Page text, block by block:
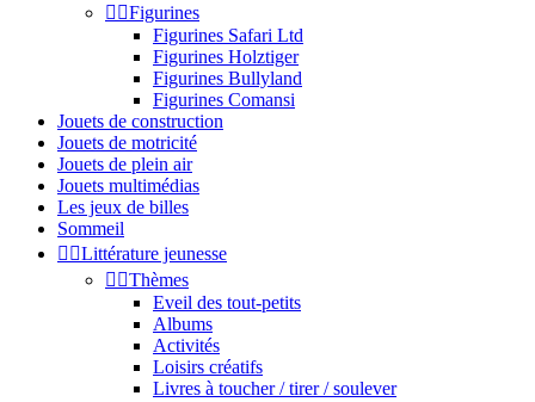
 Figurines
Figurines Safari Ltd
Figurines Holztiger
Figurines Bullyland
Figurines Comansi
Jouets de construction
Jouets de motricité
Jouets de plein air
Jouets multimédias
Les jeux de billes
Sommeil
 Littérature jeunesse
 Thèmes
Eveil des tout-petits
Albums
Activités
Loisirs créatifs
Livres à toucher / tirer / soulever